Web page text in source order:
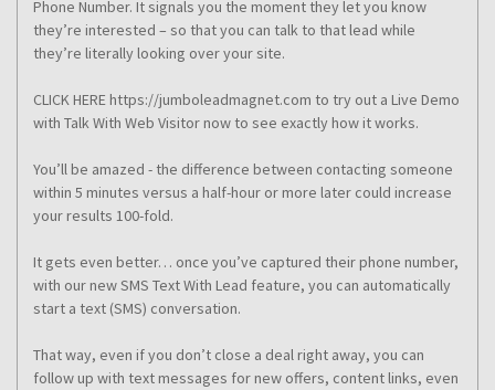
Phone Number. It signals you the moment they let you know
they’re interested – so that you can talk to that lead while
they’re literally looking over your site.
CLICK HERE https://jumboleadmagnet.com to try out a Live Demo
with Talk With Web Visitor now to see exactly how it works.
You’ll be amazed - the difference between contacting someone
within 5 minutes versus a half-hour or more later could increase
your results 100-fold.
It gets even better… once you’ve captured their phone number,
with our new SMS Text With Lead feature, you can automatically
start a text (SMS) conversation.
That way, even if you don’t close a deal right away, you can
follow up with text messages for new offers, content links, even